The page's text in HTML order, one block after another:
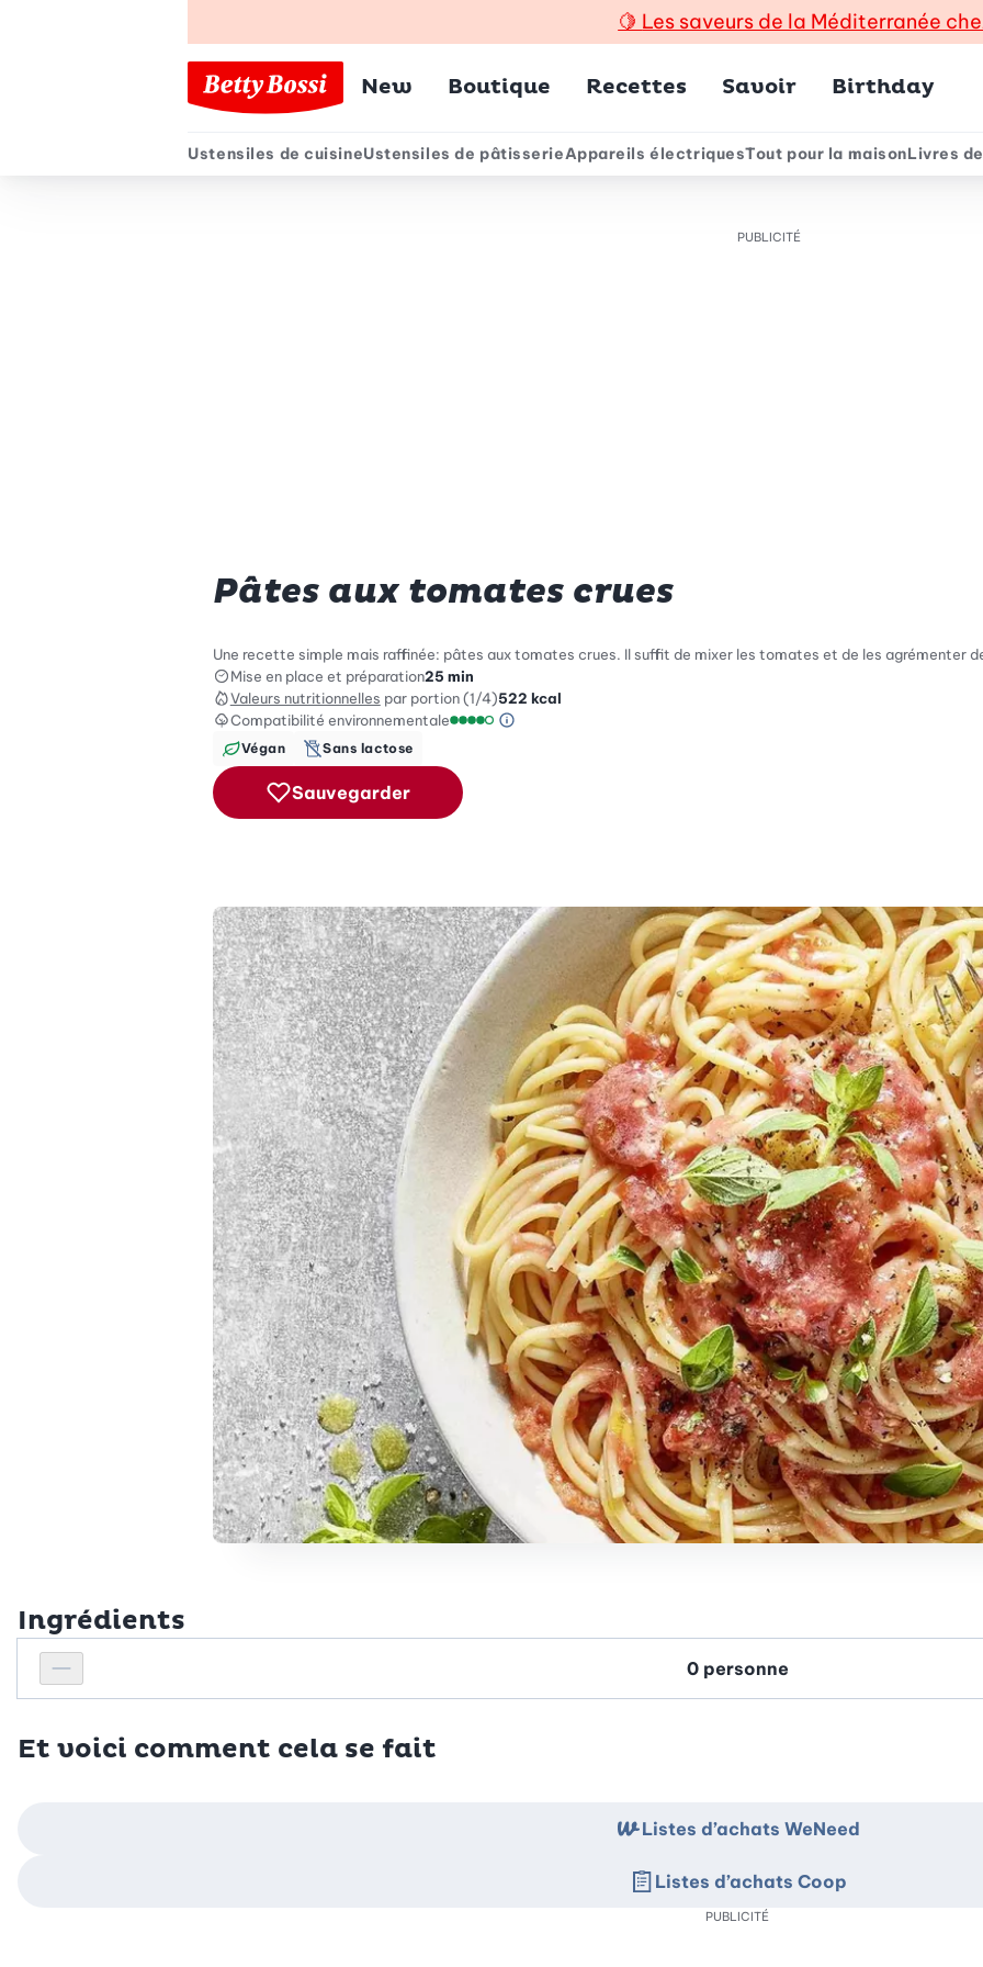
🍋 Les saveurs de la Méditerranée
Menu principal
New Boutique Recettes Savoir Birthday
Menu secondaire
Ustensiles de cuisineUstensiles de pâtisserieAppareils électriquesTout pour la maisonLivres
PUBLICITÉ
Pâtes aux tomates crues
Une recette simple mais raffinée: pâtes aux tomates crues. Il suffit de mixer les tomates et de les agrémenter
Mise en place et préparation25 min
Valeurs nutritionnelles par portion (1/4)522 kcal
Compatibilité environnementale
Information sur l’échelle Green Betty
Végan Sans lactose
Sauvegarder
Ingrédients
Réduire le nombre de personnes
Personnes
Et voici comment cela se fait
Listes d’achats WeNeed
Listes d’achats Coop
PUBLICITÉ